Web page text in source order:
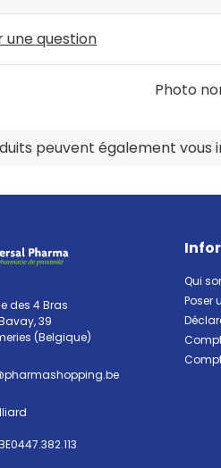
une question
Photo
peuvent également vous
des 4 Bras
39
(Belgique)
pharmashopping.be
Qui
Poser